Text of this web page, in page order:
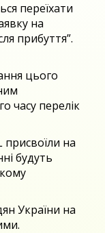
переїхати
на
прибуття”.
цього
часу перелік
на
будуть
України на